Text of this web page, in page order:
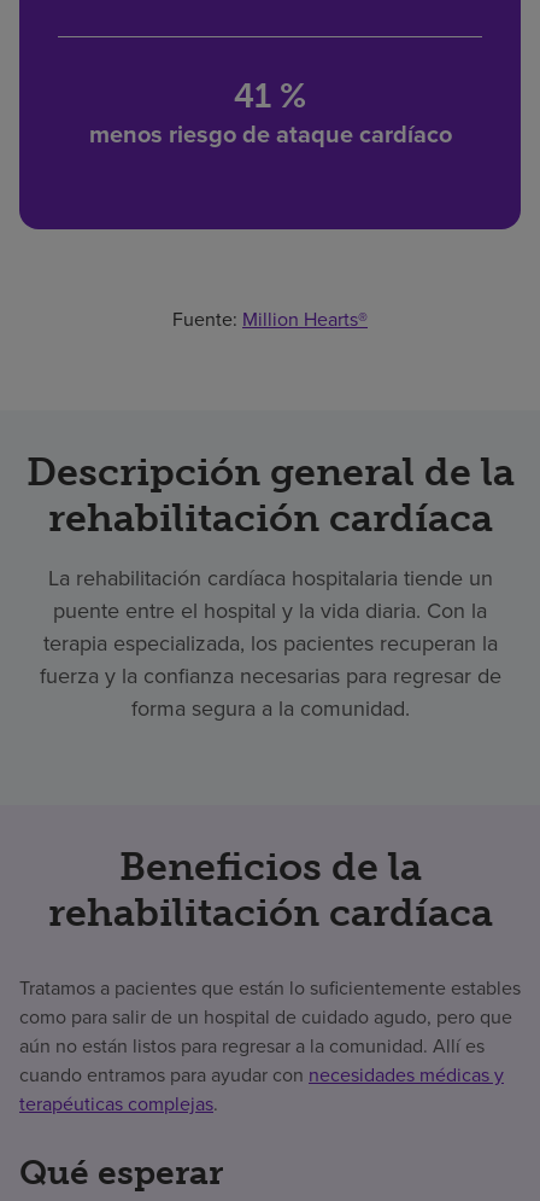
41 %
menos riesgo de ataque cardíaco
Fuente: Million Hearts®
Descripción general de la
rehabilitación cardíaca
La rehabilitación cardíaca hospitalaria tiende un
puente entre el hospital y la vida diaria. Con la
terapia especializada, los pacientes recuperan la
fuerza y la confianza necesarias para regresar de
forma segura a la comunidad.
Beneficios de la
rehabilitación cardíaca
Tratamos a pacientes que están lo suficientemente estables
como para salir de un hospital de cuidado agudo, pero que
aún no están listos para regresar a la comunidad. Allí es
cuando entramos para ayudar con necesidades médicas y
terapéuticas complejas.
Qué esperar